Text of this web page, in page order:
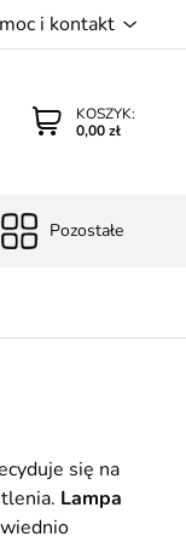
i kontakt
KOSZYK:
0,00 zł
Pozostałe
się na
Lampa